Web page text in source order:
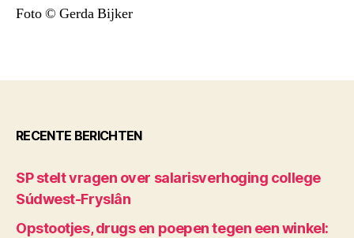
Foto © Gerda Bijker
RECENTE BERICHTEN
SP stelt vragen over salarisverhoging college
Súdwest-Fryslân
Opstootjes, drugs en poepen tegen een winkel: